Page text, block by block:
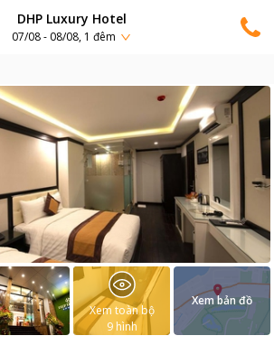
DHP Luxury Hotel
07/08 - 08/08, 1 đêm
Xem toàn bộ
9 hình
Xem bản đồ